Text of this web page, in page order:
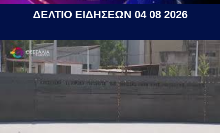
ΔΕΛΤΙΟ ΕΙΔΗΣΕΩΝ 04 08 2026